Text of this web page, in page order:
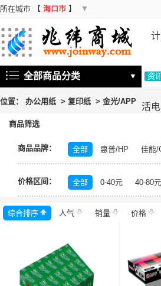
所在城市 【 海口市 】 ▼
机
活
全部商品分类 ▼ 资
位置： 办公用纸 > 复印纸 > 金光/APP
商品筛选
商品品牌： 全部 惠普/HP 佳能/
中福/ZHFOR
百顺/
百旺/PaperOne
晨光/
未来世界
得印/befon
岳阳楼至尊
天将 亚
价格区间： 全部 0-40元 40-80元
综合排序 人气 销量 价格